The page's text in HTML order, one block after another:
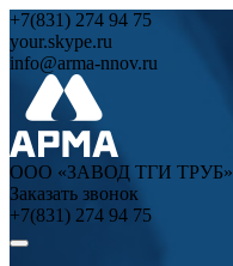
+7(831) 274 94 75
your.skype.ru
info@arma-nnov.ru
ООО «ЗАВОД ТГИ ТРУБ»
Заказать звонок
+7(831) 274 94 75